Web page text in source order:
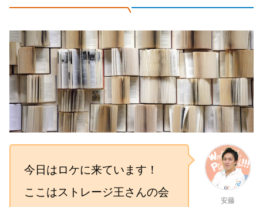
安藤
今日はロケに来ています！
ここはストレージ王さんの会